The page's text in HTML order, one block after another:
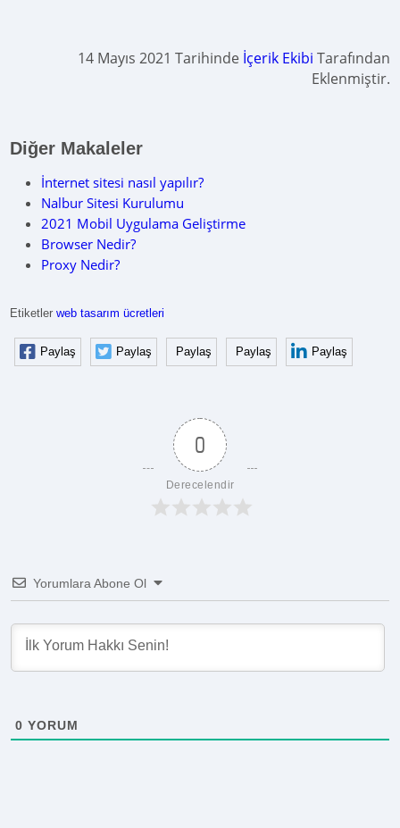
14 Mayıs 2021 Tarihinde İçerik Ekibi Tarafından
Eklenmiştir.
Diğer Makaleler
İnternet sitesi nasıl yapılır?
Nalbur Sitesi Kurulumu
2021 Mobil Uygulama Geliştirme
Browser Nedir?
Proxy Nedir?
Etiketlerweb tasarım ücretleri
Paylaş Paylaş Paylaş Paylaş Paylaş
0
Derecelendir
Yorumlara Abone Ol
0 YORUM